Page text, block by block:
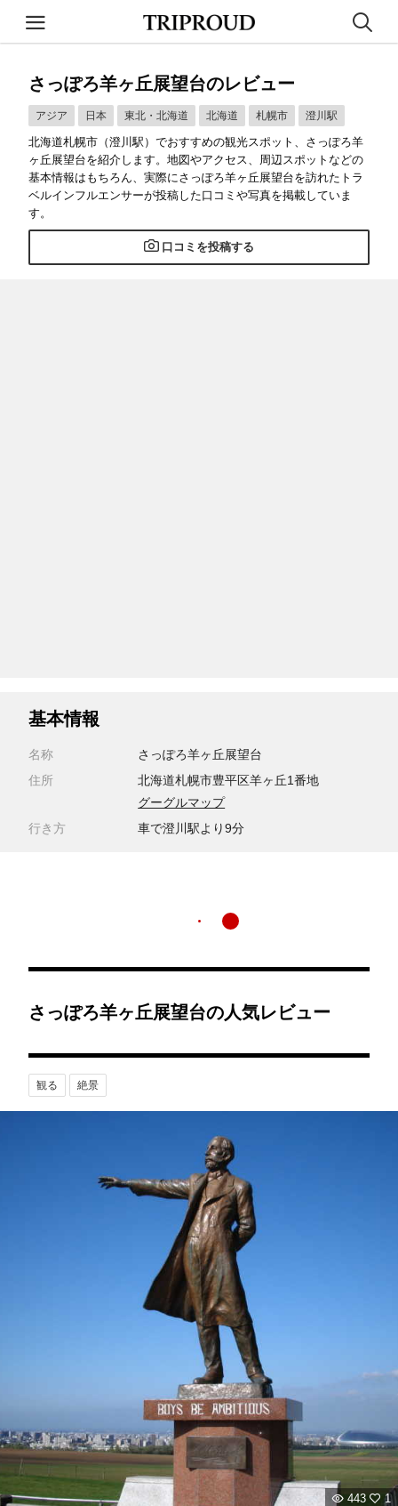
さっぽろ羊ヶ丘展望台のレビュー
アジア 日本 東北・北海道 北海道 札幌市 澄川駅
北海道札幌市（澄川駅）でおすすめの観光スポット、さっぽろ羊
ヶ丘展望台を紹介します。地図やアクセス、周辺スポットなどの
基本情報はもちろん、実際にさっぽろ羊ヶ丘展望台を訪れたトラ
ベルインフルエンサーが投稿した口コミや写真を掲載していま
す。
口コミを投稿する
基本情報
名称
さっぽろ羊ヶ丘展望台
住所
北海道札幌市豊平区羊ヶ丘1番地
グーグルマップ
行き方
車で澄川駅より9分
さっぽろ羊ヶ丘展望台の人気レビュー
観る 絶景
443
1